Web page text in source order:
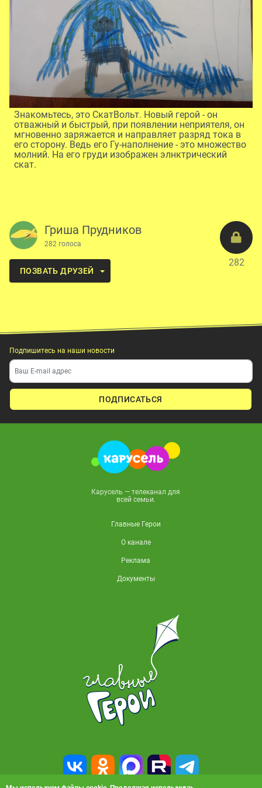
Знакомьтесь, это СкатВольт. Новый герой - он
отважный и быстрый, при появлении неприятеля, он
мгновенно заряжается и направляет разряд тока в
его сторону. Ведь его Гу-наполнение - это множество
молний. На его груди изображен элнктрический
скат.
282
Гриша Прудников
282 голоса
ПОЗВАТЬ ДРУЗЕЙ
Подпишитесь на наши новости
ПОДПИСАТЬСЯ
Карусель — телеканал для
всей семьи.
Главные Герои
О канале
Реклама
Документы